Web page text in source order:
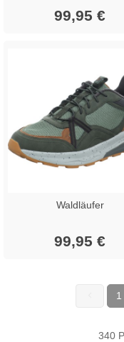
99,95 €
Waldläufer
99,95 €
1
340